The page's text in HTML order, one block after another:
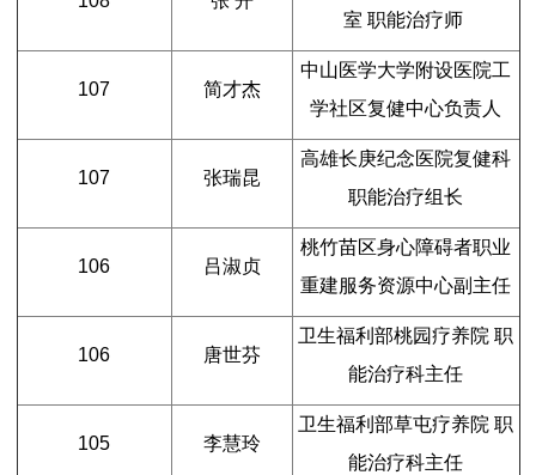
室 职能治疗师
107 简才杰
中山医学大学附设医院工
学社区复健中心负责人
107 张瑞昆
高雄长庚纪念医院复健科
职能治疗组长
106 吕淑贞
桃竹苗区身心障碍者职业
重建服务资源中心副主任
106 唐世芬
卫生福利部桃园疗养院 职
能治疗科主任
105 李慧玲
卫生福利部草屯疗养院 职
能治疗科主任